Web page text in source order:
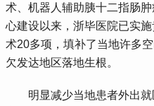
术、机器人辅助胰十二指肠
心建设以来，浙毕医院已实
术20多项，填补了当地许多
欠发达地区落地生根。
明显减少当地患者外出就